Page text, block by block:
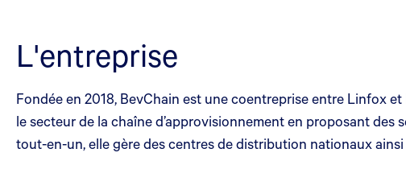
L'entreprise
Fondée en 2018, BevChain est une coentreprise entre Linfox
le secteur de la chaîne d’approvisionnement en proposant
tout-en-un, elle gère des centres de distribution nationaux